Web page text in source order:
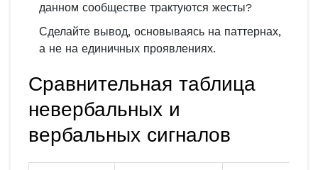
данном сообществе трактуются жесты?
Сделайте вывод, основываясь на паттернах,
а не на единичных проявлениях.
Сравнительная таблица
невербальных и
вербальных сигналов